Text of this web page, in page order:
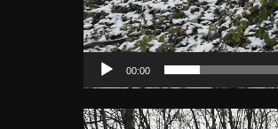
00:00
Video-